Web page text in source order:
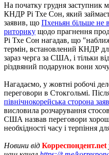
На початку грудня заступник
КНДР Рі Тхе Сон, який
заявив, що Пхеньян більше не
риторику щодо прагнення
Рі Тхе Сон нагадав, що
термін, встановлений КНДР
зараз черга за США, і тільки
різдвяний подарунок вони
Нагадаємо, у жовтні робочі
переговори в Стокгольмі.
північнокорейська сторона
висловила розчарування
США назвав переговори
необхідності часу і терпіння
Новини від Корреспондент.net